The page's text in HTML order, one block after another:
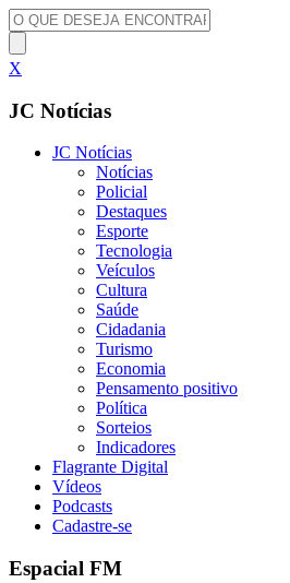
X
JC Notícias
JC Notícias
Notícias
Policial
Destaques
Esporte
Tecnologia
Veículos
Cultura
Saúde
Cidadania
Turismo
Economia
Pensamento positivo
Política
Sorteios
Indicadores
Flagrante Digital
Vídeos
Podcasts
Cadastre-se
Espacial FM